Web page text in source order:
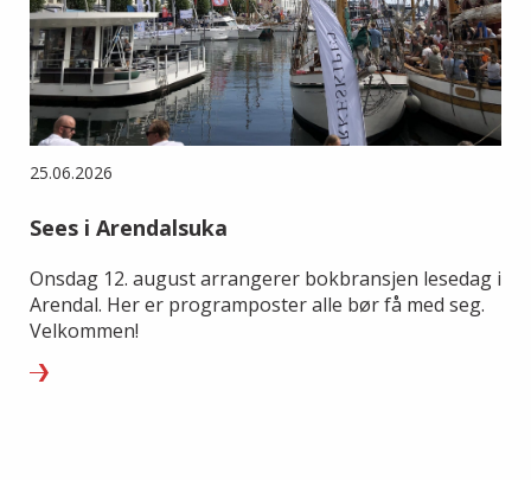
25.06.2026
Sees i Arendalsuka
Onsdag 12. august arrangerer bokbransjen lesedag i
Arendal. Her er programposter alle bør få med seg.
Velkommen!